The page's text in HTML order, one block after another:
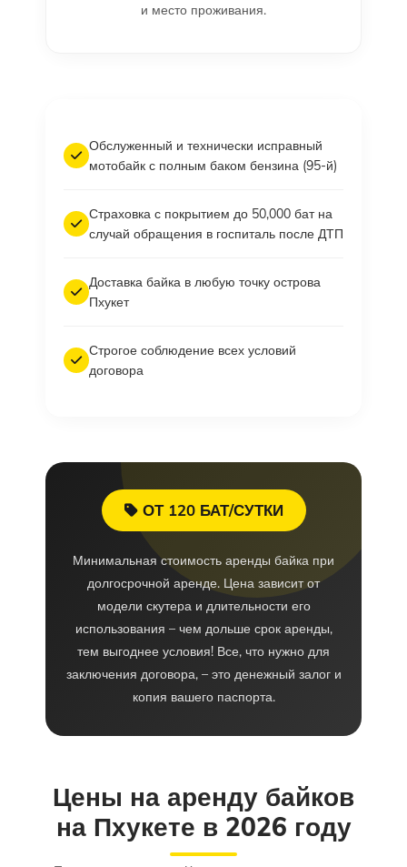
и место проживания.
Обслуженный и технически исправный
мотобайк с полным баком бензина (95-й)
Страховка с покрытием до 50,000 бат на
случай обращения в госпиталь после ДТП
Доставка байка в любую точку острова
Пхукет
Строгое соблюдение всех условий
договора
ОТ 120 БАТ/СУТКИ
Минимальная стоимость аренды байка при
долгосрочной аренде. Цена зависит от
модели скутера и длительности его
использования – чем дольше срок аренды,
тем выгоднее условия! Все, что нужно для
заключения договора, – это денежный залог и
копия вашего паспорта.
Цены на аренду байков
на Пхукете в 2026 году